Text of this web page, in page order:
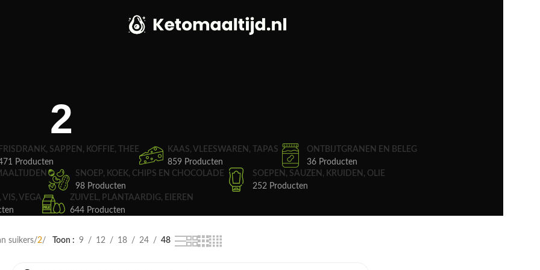
2
FRISDRANK, SAPPEN, KOFFIE, THEE
Producten
KAAS, VLEESWAREN, TAPAS
859 Producten
ONTBIJTGRANEN EN BELEG
36 Producten
SNOEP, KOEK, CHIPS EN CHOCOLADE
98 Producten
SOEPEN, SAUZEN, KRUIDEN, OLIE
252 Producten
VIS, VEGA
ZUIVEL, PLANTAARDIG, EIEREN
644 Producten
suikers 2
Toon 9 12 18 24 48